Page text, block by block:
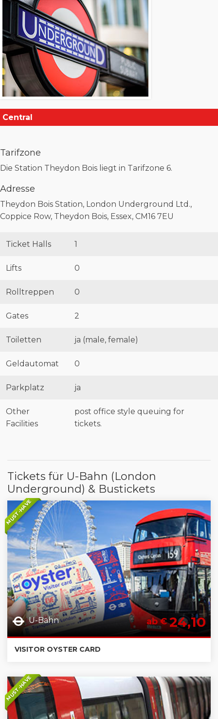
Central
Tarifzone
Die Station Theydon Bois liegt in Tarifzone 6.
Adresse
Theydon Bois Station, London Underground Ltd.,
Coppice Row, Theydon Bois, Essex, CM16 7EU
Ticket Halls 1
Lifts 0
Rolltreppen 0
Gates 2
Toiletten ja (male, female)
Geldautomat 0
Parkplatz ja
Other
Facilities
post office style queuing for
tickets.
Tickets für U-Bahn (London
Underground) & Bustickets
MUST-HAVE
U-Bahn ab €24,10
VISITOR OYSTER CARD
MUST-HAVE